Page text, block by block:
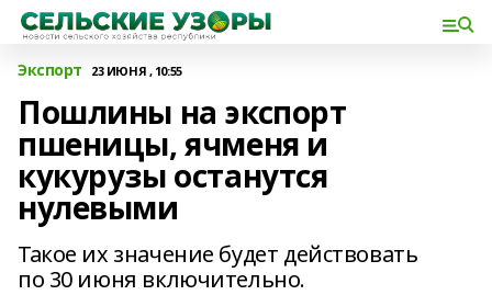
Экспорт 23 ИЮНЯ , 10:55
Пошлины на экспорт
пшеницы, ячменя и
кукурузы останутся
нулевыми
Такое их значение будет действовать
по 30 июня включительно.